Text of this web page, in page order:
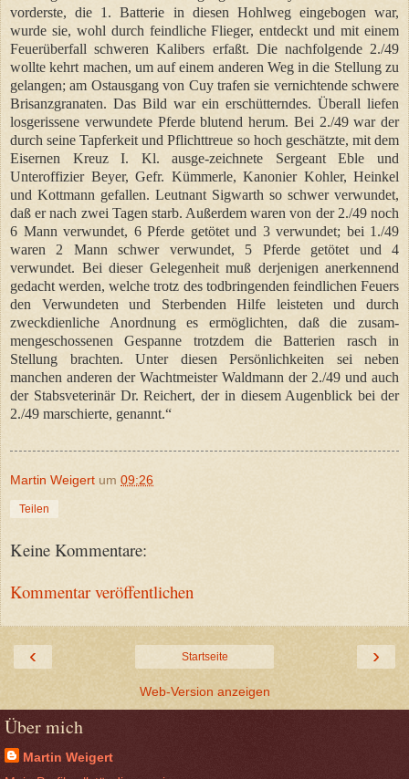
vorderste, die 1. Batterie in diesen Hohlweg eingebogen war,
wurde sie, wohl durch feindliche Flieger, entdeckt und mit einem
Feuerüberfall schweren Kalibers erfaßt. Die nachfolgende 2./49
wollte kehrt machen, um auf einem anderen Weg in die Stellung zu
gelangen; am Ostausgang von Cuy trafen sie vernichtende schwere
Brisanzgranaten. Das Bild war ein erschütterndes. Überall liefen
losgerissene verwundete Pferde blutend herum. Bei 2./49 war der
durch seine Tapferkeit und Pflichttreue so hoch geschätzte, mit dem
Eisernen Kreuz I. Kl. ausge-zeichnete Sergeant Eble und
Unteroffizier Beyer, Gefr. Kümmerle, Kanonier Kohler, Heinkel
und Kottmann gefallen. Leutnant Sigwarth so schwer verwundet,
daß er nach zwei Tagen starb. Außerdem waren von der 2./49 noch
6 Mann verwundet, 6 Pferde getötet und 3 verwundet; bei 1./49
waren 2 Mann schwer verwundet, 5 Pferde getötet und 4
verwundet. Bei dieser Gelegenheit muß derjenigen anerkennend
gedacht werden, welche trotz des todbringenden feindlichen Feuers
den Verwundeten und Sterbenden Hilfe leisteten und durch
zweckdienliche Anordnung es ermöglichten, daß die zusam-
mengeschossenen Gespanne trotzdem die Batterien rasch in
Stellung brachten. Unter diesen Persönlichkeiten sei neben
manchen anderen der Wachtmeister Waldmann der 2./49 und auch
der Stabsveterinär Dr. Reichert, der in diesem Augenblick bei der
2./49 marschierte, genannt.“
Martin Weigert um 09:26
Teilen
Keine Kommentare:
Kommentar veröffentlichen
‹ ›
Startseite
Web-Version anzeigen
Über mich
Martin Weigert